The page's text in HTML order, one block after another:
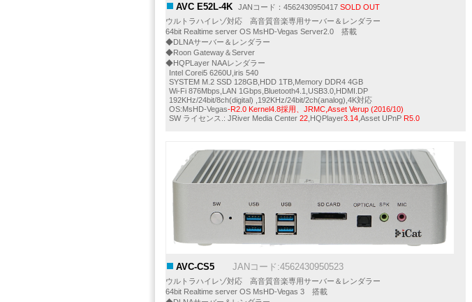
AVC E52L-4K JANコード：4562430950417 SOLD OUT
ウルトラハイレゾ対応 高音質音楽専用サーバー＆レンダラー
64bit Realtime server OS MsHD-Vegas Server2.0 搭載
◆DLNAサーバー＆レンダラー
◆Roon Gateway＆Server
◆HQPLayer NAAレンダラー
Intel Corei5 6260U,iris 540
SYSTEM M.2 SSD 128GB,HDD 1TB,Memory DDR4 4GB
Wi-Fi 876Mbps,LAN 1Gbps,Bluetooth4.1,USB3.0,HDMI.DP
192KHz/24bit/8ch(digital) ,192KHz/24bit/2ch(analog),4K対応
OS:MsHD-Vegas-R2.0 Kernel4.8採用、JRMC,Asset Verup (2016/10)
SW ライセンス.: JRiver Media Center 22,HQPlayer3.14,Asset UPnP R5.0
AVC-CS5 JANコード:4562430950523
ウルトラハイレゾ対応 高音質音楽専用サーバー＆レンダラー
64bit Realtime server OS MsHD-Vegas 3 搭載